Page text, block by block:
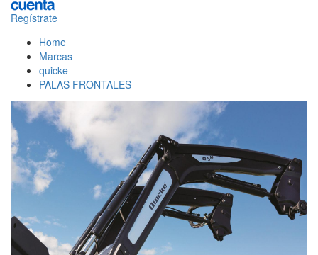
Regístrate
Home
Marcas
quicke
PALAS FRONTALES